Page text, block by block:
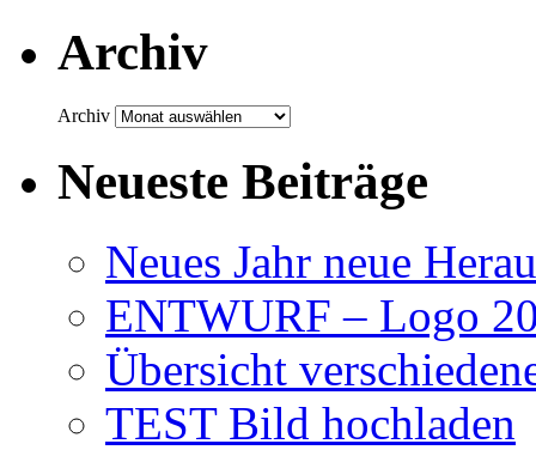
Archiv
Archiv
Neueste Beiträge
Neues Jahr neue
ENTWURF – Logo
Übersicht
TEST Bild hochladen